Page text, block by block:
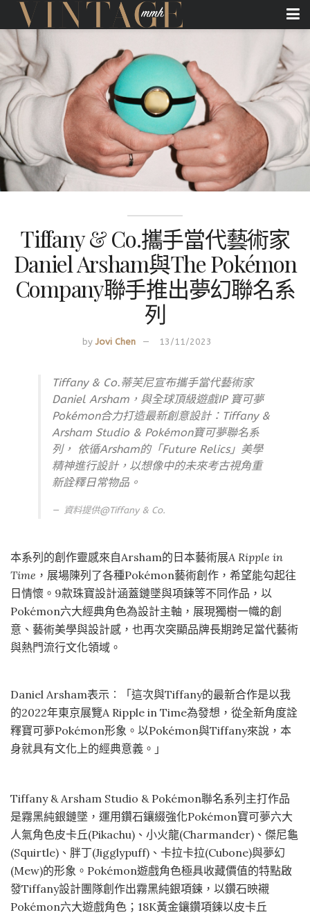
Tiffany & Co.攜手當代藝術家
Daniel Arsham與The Pokémon
Company聯手推出夢幻聯名系
列
by Jovi Chen 13/11/2023
Tiffany & Co.蒂芙尼宣布攜手當代藝術家
Daniel Arsham，與全球頂級遊戲IP 寶可夢
Pokémon合力打造最新創意設計：Tiffany &
Arsham Studio & Pokémon寶可夢聯名系
列， 依循Arsham的「Future Relics」美學
精神進行設計，以想像中的未來考古視角重
新詮釋日常物品。
資料提供@Tiffany & Co.
本系列的創作靈感來自Arsham的日本藝術展A Ripple in
Time ，展場陳列了各種Pokémon藝術創作，希望能勾起往
日情懷。9款珠寶設計涵蓋鏈墜與項鍊等不同作品，以
Pokémon六大經典角色為設計主軸，展現獨樹一幟的創
意、藝術美學與設計感，也再次突顯品牌長期跨足當代藝術
與熱門流行文化領域。
Daniel Arsham表示︰「這次與Tiffany的最新合作是以我
的2022年東京展覽A Ripple in Time為發想，從全新角度詮
釋寶可夢Pokémon形象。以Pokémon與Tiffany來說，本
身就具有文化上的經典意義。」
Tiffany & Arsham Studio & Pokémon聯名系列主打作品
是霧黑純銀鏈墜，運用鑽石鑲綴強化Pokémon寶可夢六大
人氣角色皮卡丘(Pikachu)、小火龍(Charmander)、傑尼龜
(Squirtle)、胖丁(Jigglypuff)、卡拉卡拉(Cubone)與夢幻
(Mew)的形象。Pokémon遊戲角色極具收藏價值的特點啟
發Tiffany設計團隊創作出霧黑純銀項鍊，以鑽石映襯
Pokémon六大遊戲角色；18K黃金鑲鑽項鍊以皮卡丘